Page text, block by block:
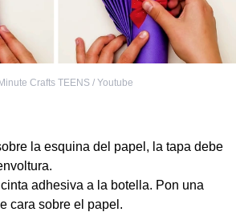
Crafts TEENS / Youtube
la esquina del papel, la tapa debe
adhesiva a la botella. Pon una
cara sobre el papel.